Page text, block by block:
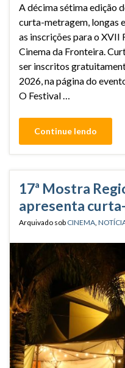
A décima sétima edição
curta-metragem, longas
as inscrições para o
Cinema da Fronteira.
ser inscritos
2026, na página do
O Festival …
Continue lendo
17ª Mostra
apresenta
Arquivado sob CINEMA